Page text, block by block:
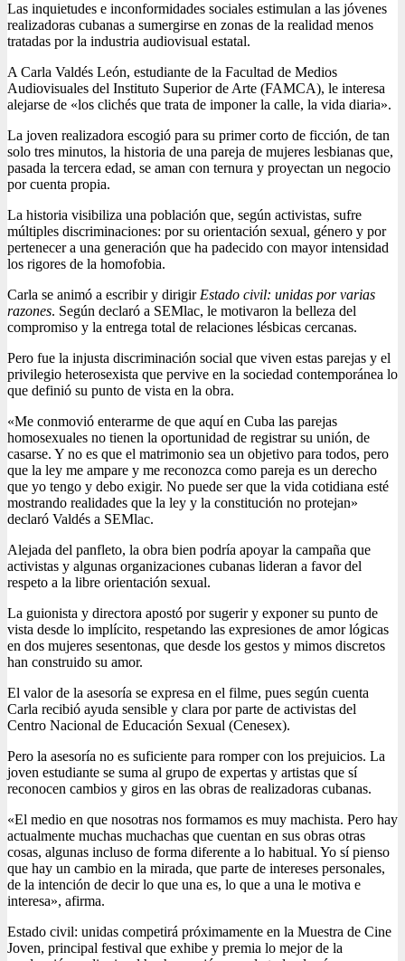
Las inquietudes e inconformidades sociales estimulan a las jóvenes
realizadoras cubanas a sumergirse en zonas de la realidad menos
tratadas por la industria audiovisual estatal.
A Carla Valdés León, estudiante de la Facultad de Medios
Audiovisuales del Instituto Superior de Arte (FAMCA), le interesa
alejarse de «los clichés que trata de imponer la calle, la vida diaria».
La joven realizadora escogió para su primer corto de ficción, de tan
solo tres minutos, la historia de una pareja de mujeres lesbianas que,
pasada la tercera edad, se aman con ternura y proyectan un negocio
por cuenta propia.
La historia visibiliza una población que, según activistas, sufre
múltiples discriminaciones: por su orientación sexual, género y por
pertenecer a una generación que ha padecido con mayor intensidad
los rigores de la homofobia.
Carla se animó a escribir y dirigir Estado civil: unidas por varias
razones. Según declaró a SEMlac, le motivaron la belleza del
compromiso y la entrega total de relaciones lésbicas cercanas.
Pero fue la injusta discriminación social que viven estas parejas y el
privilegio heterosexista que pervive en la sociedad contemporánea lo
que definió su punto de vista en la obra.
«Me conmovió enterarme de que aquí en Cuba las parejas
homosexuales no tienen la oportunidad de registrar su unión, de
casarse. Y no es que el matrimonio sea un objetivo para todos, pero
que la ley me ampare y me reconozca como pareja es un derecho
que yo tengo y debo exigir. No puede ser que la vida cotidiana esté
mostrando realidades que la ley y la constitución no protejan»
declaró Valdés a SEMlac.
Alejada del panfleto, la obra bien podría apoyar la campaña que
activistas y algunas organizaciones cubanas lideran a favor del
respeto a la libre orientación sexual.
La guionista y directora apostó por sugerir y exponer su punto de
vista desde lo implícito, respetando las expresiones de amor lógicas
en dos mujeres sesentonas, que desde los gestos y mimos discretos
han construido su amor.
El valor de la asesoría se expresa en el filme, pues según cuenta
Carla recibió ayuda sensible y clara por parte de activistas del
Centro Nacional de Educación Sexual (Cenesex).
Pero la asesoría no es suficiente para romper con los prejuicios. La
joven estudiante se suma al grupo de expertas y artistas que sí
reconocen cambios y giros en las obras de realizadoras cubanas.
«El medio en que nosotras nos formamos es muy machista. Pero hay
actualmente muchas muchachas que cuentan en sus obras otras
cosas, algunas incluso de forma diferente a lo habitual. Yo sí pienso
que hay un cambio en la mirada, que parte de intereses personales,
de la intención de decir lo que una es, lo que a una le motiva e
interesa», afirma.
Estado civil: unidas competirá próximamente en la Muestra de Cine
Joven, principal festival que exhibe y premia lo mejor de la